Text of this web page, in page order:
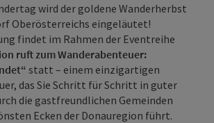
wird der goldene Wanderherbst
Oberösterreichs eingeläutet!
findet im Rahmen der Eventreihe
ruft zum Wanderabenteuer:
statt – einem einzigartigen
das Sie Schritt für Schritt in guter
die gastfreundlichen Gemeinden
Ecken der Donauregion führt.